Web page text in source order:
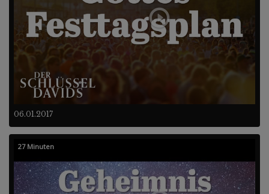
06.01.2017
27 Minuten